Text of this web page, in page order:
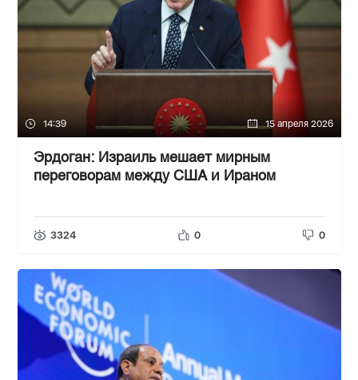
14:39 15 апреля 2026
Эрдоган: Израиль мешает мирным
переговорам между США и Ираном
3324 0 0